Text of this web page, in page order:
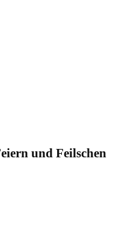
und Feilschen